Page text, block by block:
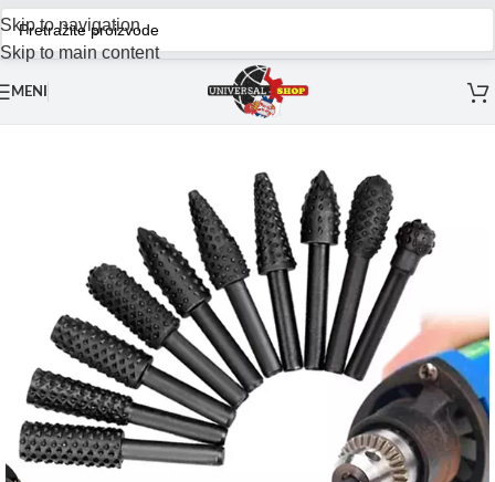
Skip to navigation
Skip to main content
MENI